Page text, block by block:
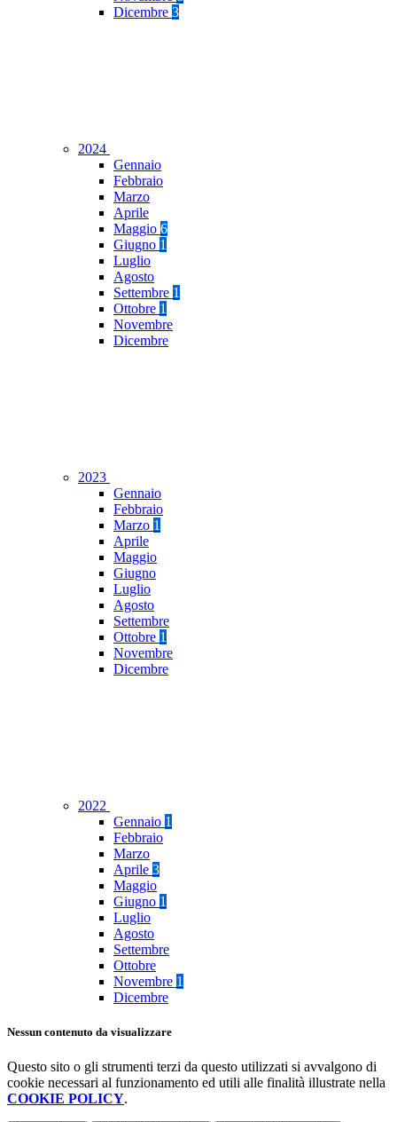
Dicembre 3
2024
Gennaio
Febbraio
Marzo
Aprile
Maggio 6
Giugno 1
Luglio
Agosto
Settembre 1
Ottobre 1
Novembre
Dicembre
2023
Gennaio
Febbraio
Marzo 1
Aprile
Maggio
Giugno
Luglio
Agosto
Settembre
Ottobre 1
Novembre
Dicembre
2022
Gennaio 1
Febbraio
Marzo
Aprile 3
Maggio
Giugno 1
Luglio
Agosto
Settembre
Ottobre
Novembre 1
Dicembre
Nessun contenuto da visualizzare
Questo sito o gli strumenti terzi da questo utilizzati si avvalgono di
cookie necessari al funzionamento ed utili alle finalità illustrate nella
COOKIE POLICY.